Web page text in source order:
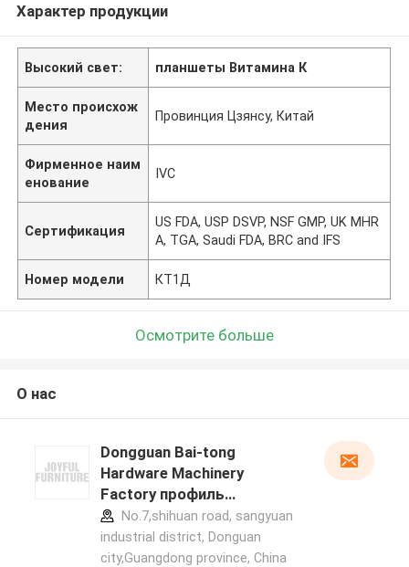
Характер продукции
Высокий свет: планшеты Витамина К
Место происхож
дения
Провинция Цзянсу, Китай
Фирменное наим
енование
IVC
Сертификация
US FDA, USP DSVP, NSF GMP, UK MHR
A, TGA, Saudi FDA, BRC and IFS
Номер модели КТ1Д
Осмотрите больше
О нас
Dongguan Bai-tong
Hardware Machinery
Factory профиль
производителя
No.7,shihuan road, sangyuan
industrial district, Donguan
city,Guangdong province, China